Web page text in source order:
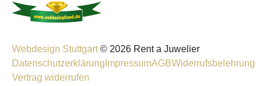
Webdesign Stuttgart © 2026 Rent a Juwelier
Datenschutzerklärung ImpressumAGBWiderrufsbelehrung
Vertrag widerrufen